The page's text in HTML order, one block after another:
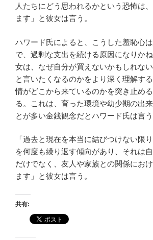
人たちにどう思われるかという恐怖は
ます」と彼女は言う。
ハワード氏によると、こうした羞恥心
で、過剰な支出を続ける原因になりか
女は、なぜ自分が買えないかもしれない
と言いたくなるのかをより深く理解す
情がどこから来ているのかを突き止め
る。これは、育った環境や幼少期の出
とが多い金銭観念だとハワード氏は言う
「過去と現在を本当に結びつけない限
を何度も繰り返す傾向があり、それは
だけでなく、友人や家族との関係にお
ます」と彼女は言う。
共有: